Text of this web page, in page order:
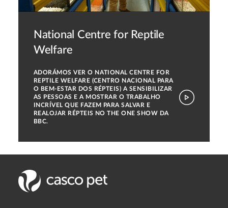
National Centre for Reptile
Welfare
ADORÁMOS VER O NATIONAL CENTRE FOR
REPTILE WELFARE (CENTRO NACIONAL PARA
O BEM-ESTAR DOS RÉPTEIS) A SENSIBILIZAR
AS PESSOAS E A MOSTRAR O TRABALHO
INCRÍVEL QUE FAZEM PARA SALVAR E
REALOJAR RÉPTEIS NO THE ONE SHOW DA
BBC.